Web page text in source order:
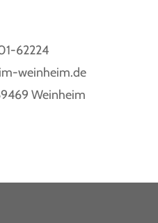
62224
weinheim.de
Weinheim